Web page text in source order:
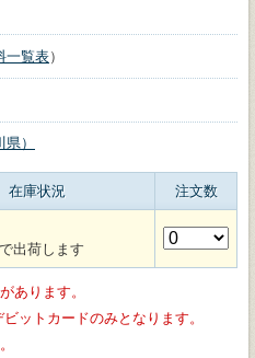
一覧表）
）
在庫状況 注文数
出荷します
あります。
ットカードのみとなります。